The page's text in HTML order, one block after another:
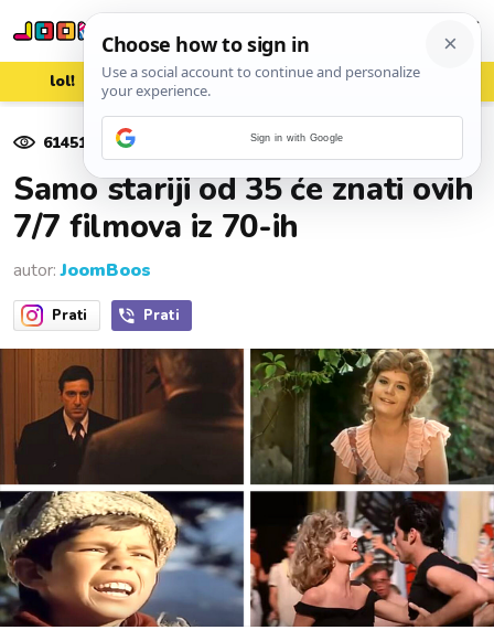
lol! aww vrh! woot?!
61451 pregleda
Samo stariji od 35 će znati ovih
7/7 filmova iz 70-ih
autor:JoomBoos
Prati Prati
Sign in with Google